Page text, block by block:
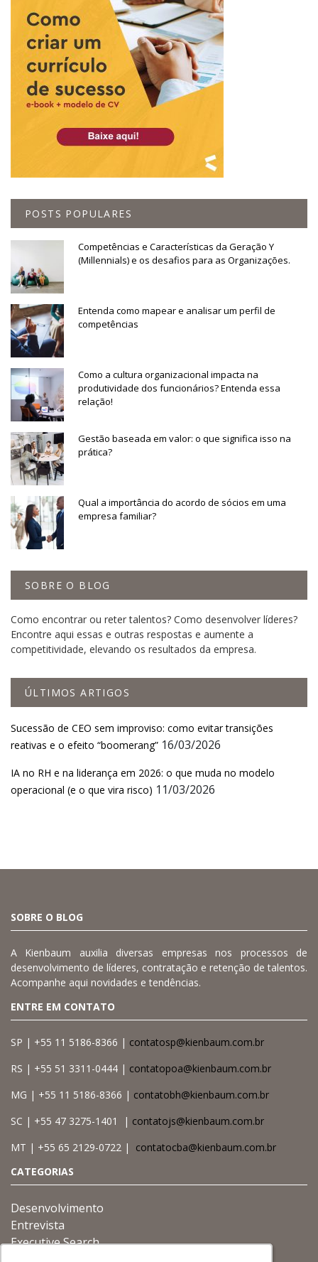
POSTS POPULARES
Competências e Características da Geração Y
(Millennials) e os desafios para as Organizações.
Entenda como mapear e analisar um perfil de
competências
Como a cultura organizacional impacta na
produtividade dos funcionários? Entenda essa
relação!
Gestão baseada em valor: o que significa isso na
prática?
Qual a importância do acordo de sócios em uma
empresa familiar?
SOBRE O BLOG
Como encontrar ou reter talentos? Como desenvolver líderes?
Encontre aqui essas e outras respostas e aumente a
competitividade, elevando os resultados da empresa.
ÚLTIMOS ARTIGOS
Sucessão de CEO sem improviso: como evitar transições
reativas e o efeito “boomerang” 16/03/2026
IA no RH e na liderança em 2026: o que muda no modelo
operacional (e o que vira risco) 11/03/2026
SOBRE O BLOG
A Kienbaum auxilia diversas empresas nos processos de
desenvolvimento de líderes, contratação e retenção de talentos.
Acompanhe aqui novidades e tendências.
ENTRE EM CONTATO
SP | +55 11 5186-8366 | contatosp@kienbaum.com.br
RS | +55 51 3311-0444 | contatopoa@kienbaum.com.br
MG | +55 11 5186-8366 | contatobh@kienbaum.com.br
SC | +55 47 3275-1401 | contatojs@kienbaum.com.br
MT | +55 65 2129-0722 | contatocba@kienbaum.com.br
CATEGORIAS
Desenvolvimento
Entrevista
Executive Search